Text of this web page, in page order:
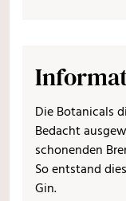
Die Botanicals
Bedacht
schonenden
So entstand
Gin.